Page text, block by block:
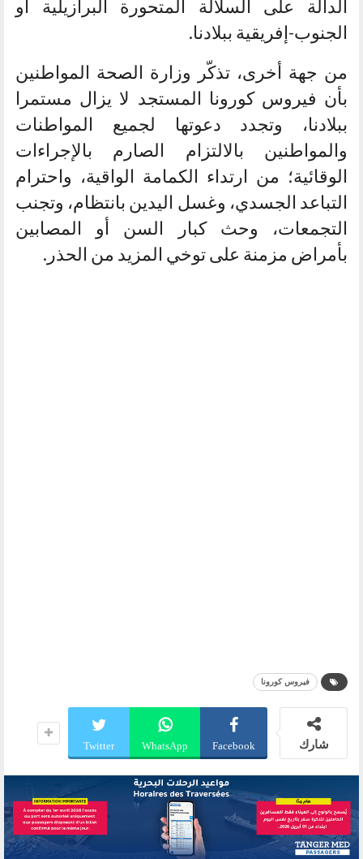
الدالة على السلالة المتحورة البرازيلية أو
الجنوب-إفريقية ببلادنا.
من جهة أخرى، تذكّر وزارة الصحة المواطنين
بأن فيروس كورونا المستجد لا يزال مستمرا
ببلادنا، وتجدد دعوتها لجميع المواطنات
والمواطنين بالالتزام الصارم بالإجراءات
الوقائية؛ من ارتداء الكمامة الواقية، واحترام
التباعد الجسدي، وغسل اليدين بانتظام، وتجنب
التجمعات، وحث كبار السن أو المصابين
بأمراض مزمنة على توخي المزيد من الحذر.
فيروس كورونا
شارك Facebook
WhatsApp
Twitter